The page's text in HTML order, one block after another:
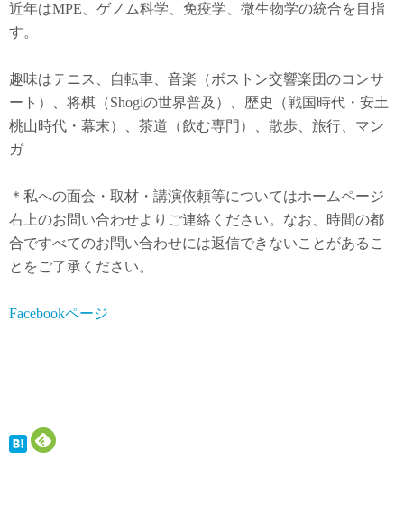
近年はMPE 、ゲノム科学、免疫学、微生物学の統合を目指
す。
趣味はテニス、自転車、音楽（ボストン交響楽団のコンサ
ート）、将棋（Shogiの世界普及）、歴史（戦国時代・安土
桃山時代・幕末）、茶道（飲む専門）、散歩、旅行、マン
ガ
＊私への面会・取材・講演依頼等についてはホームページ
右上のお問い合わせよりご連絡ください。なお、時間の都
合ですべてのお問い合わせには返信できないことがあるこ
とをご了承ください。
Facebookページ